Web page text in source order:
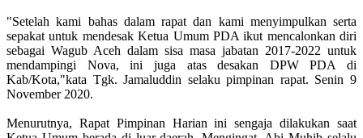
"Setelah kami bahas dalam rapat dan kami menyimpulkan serta
sepakat untuk mendesak Ketua Umum PDA ikut mencalonkan diri
sebagai Wagub Aceh dalam sisa masa jabatan 2017-2022 untuk
mendampingi Nova, ini juga atas desakan DPW PDA di
Kab/Kota,"kata Tgk. Jamaluddin selaku pimpinan rapat. Senin 9
November 2020.
Menurutnya, Rapat Pimpinan Harian ini sengaja dilakukan saat